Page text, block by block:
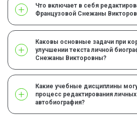
Что включает в себя
Французовой Снежаны
Каковы основные задачи при
улучшении текста личной
Снежаны Викторовны?
Какие учебные дисциплины
процесс редактирования
автобиография?